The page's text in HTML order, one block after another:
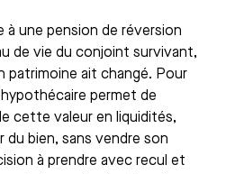
à une pension de réversion
de vie du conjoint survivant,
patrimoine ait changé. Pour
permet de
cette valeur en liquidités,
du bien, sans vendre son
à prendre avec recul et